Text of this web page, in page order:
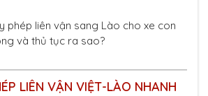
phép liên vận sang Lào cho xe con
và thủ tục ra sao?
LIÊN VẬN VIỆT-LÀO NHANH